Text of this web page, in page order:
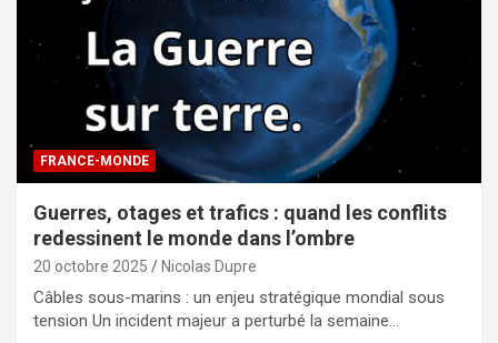
FRANCE-MONDE
Guerres, otages et trafics : quand les conflits
redessinent le monde dans l’ombre
20 octobre 2025 Nicolas Dupre
Câbles sous-marins : un enjeu stratégique mondial sous
tension Un incident majeur a perturbé la semaine…